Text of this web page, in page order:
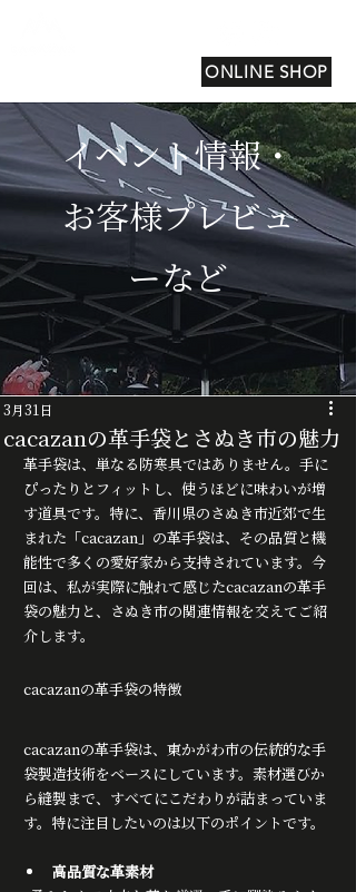
ONLINE SHOP
イベント情報・
お客様プレビュ
ーなど
cacazanの革手袋とさぬき市の魅力
3月31日
革手袋は、単なる防寒具ではありません。手に
ぴったりとフィットし、使うほどに味わいが増
す道具です。特に、香川県のさぬき市近郊で生
まれた「cacazan」の革手袋は、その品質と機
能性で多くの愛好家から支持されています。今
回は、私が実際に触れて感じたcacazanの革手
袋の魅力と、さぬき市の関連情報を交えてご紹
介します。
cacazanの革手袋の特徴
cacazanの革手袋は、東かがわ市の伝統的な手
袋製造技術をベースにしています。素材選びか
ら縫製まで、すべてにこだわりが詰まっていま
す。特に注目したいのは以下のポイントです。
高品質な革素材